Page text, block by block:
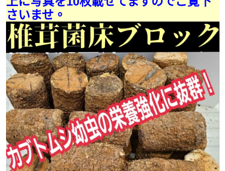
さいませ。